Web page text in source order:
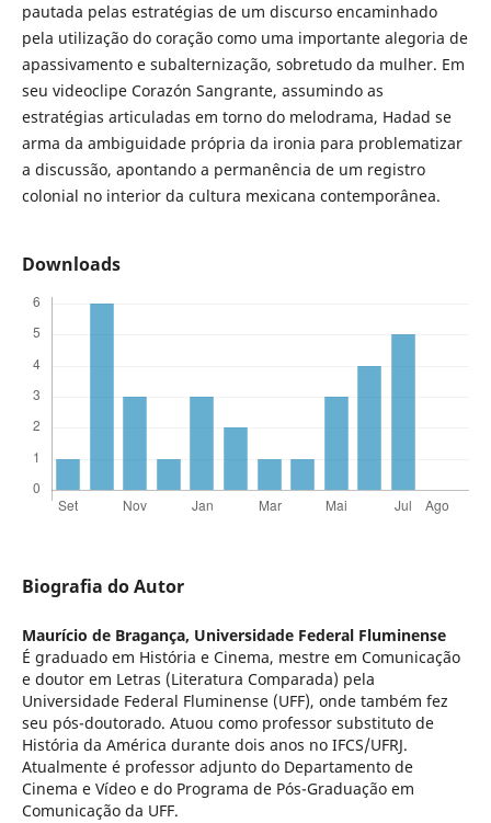
pautada pelas estratégias de um discurso encaminhado
pela utilização do coração como uma importante alegoria de
apassivamento e subalternização, sobretudo da mulher. Em
seu videoclipe Corazón Sangrante, assumindo as
estratégias articuladas em torno do melodrama, Hadad se
arma da ambiguidade própria da ironia para problematizar
a discussão, apontando a permanência de um registro
colonial no interior da cultura mexicana contemporânea.
Downloads
Biografia do Autor
Maurício de Bragança, Universidade Federal Fluminense
É graduado em História e Cinema, mestre em Comunicação
e doutor em Letras (Literatura Comparada) pela
Universidade Federal Fluminense (UFF), onde também fez
seu pós-doutorado. Atuou como professor substituto de
História da América durante dois anos no IFCS/UFRJ.
Atualmente é professor adjunto do Departamento de
Cinema e Vídeo e do Programa de Pós-Graduação em
Comunicação da UFF.